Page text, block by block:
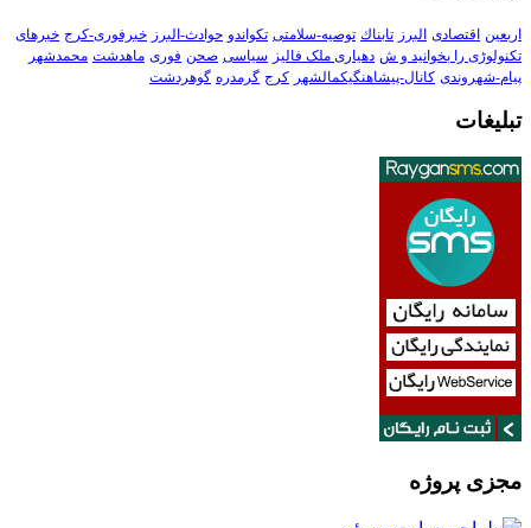
اربعین اقتصادی البرز تابناك توصیه-سلامتی تکواندو حوادث-البرز خبرفوری-کرج خبرهای
تکنولوڑی را بخوانید و ش دهیاری ملک فالیز سیاسی صحن فوری ماهدشت محمدشهر
پیام-شهروندی کانال-پیشاهنگیکمالشهر کرج گرمدره گوهردشت
تبلیغات
مجزی پروژه